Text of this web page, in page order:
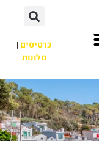
כרטיסים|
מלונות